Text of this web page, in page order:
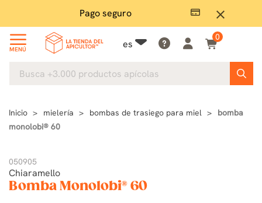
close
Pago seguro
MENÚ es
0
Inicio mielería bombas de trasiego para miel
bomba
monolobi® 60
050905
Chiaramello
Bomba Monolobi® 60